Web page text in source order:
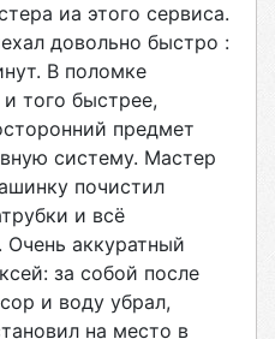
иа этого сервиса.
довольно быстро :
В поломке
того быстрее,
предмет
систему. Мастер
почистил
и всё
Очень аккуратный
за собой после
и воду убрал,
на место в